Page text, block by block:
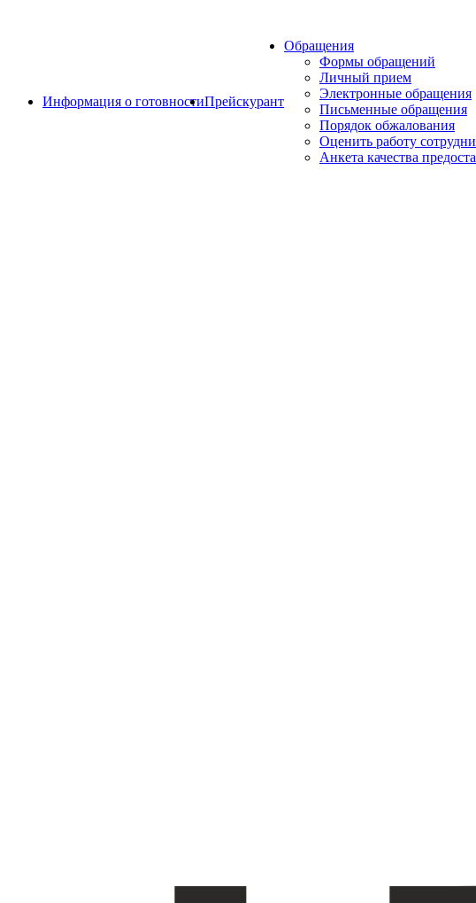
Информация о готовностиПрейскурант
Обращения
Формы обращений
Личный прием
Электронные обращения
Письменные обращения
Порядок обжалования
Оценить работу
Анкета качества